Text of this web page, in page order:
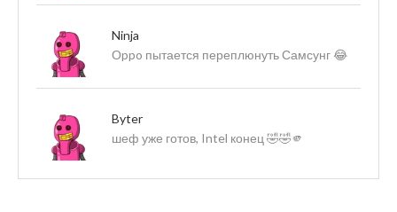
Ninja
Оppo пытается переплюнуть Самсунг 😂
Byter
шеф уже готов, Intel конец 🤣🤣🫵